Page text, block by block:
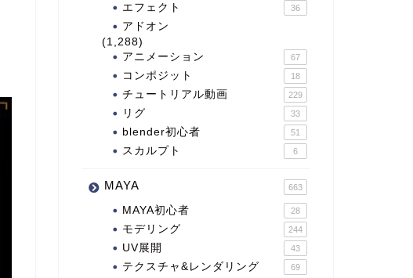
エフェクト 36
アドオン
(1,288)
アニメーション
67
コンポジット 18
チュートリアル動画 229
リグ 33
blender初心者 51
スカルプト 6
MAYA 663
MAYA初心者 28
モデリング 244
UV展開 43
テクスチャ&レンダリング 69